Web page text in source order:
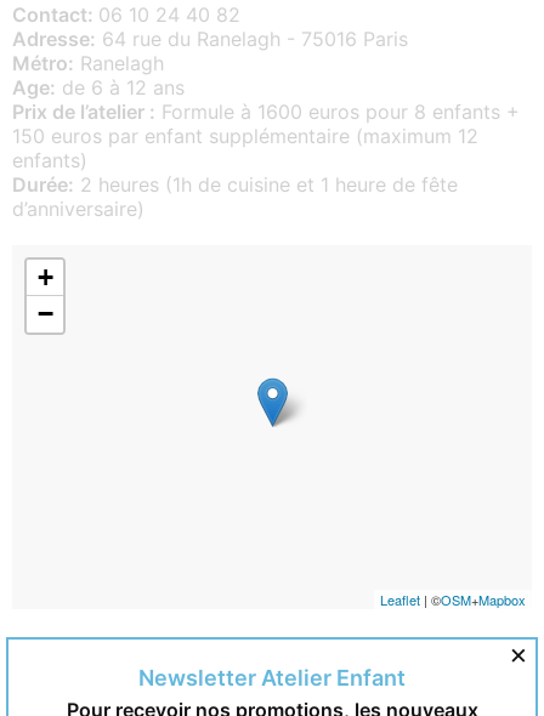
Contact: 06 10 24 40 82
Adresse: 64 rue du Ranelagh - 75016 Paris
Métro: Ranelagh
Age: de 6 à 12 ans
Prix de l’atelier : Formule à 1600 euros pour 8 enfants +
150 euros par enfant supplémentaire (maximum 12
enfants)
Durée: 2 heures (1h de cuisine et 1 heure de fête
d’anniversaire)
+
−
Leaflet | ©OSM+Mapbox
Vous pourriez aimer aussi
Newsletter Atelier Enfant
Pour recevoir nos promotions, les nouveaux
×